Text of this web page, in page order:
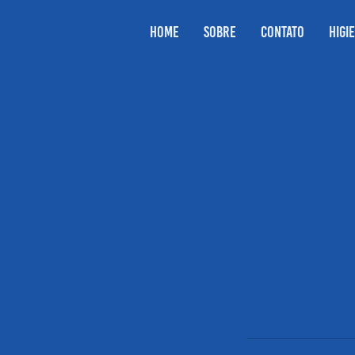
HOME Sobre CONTATO